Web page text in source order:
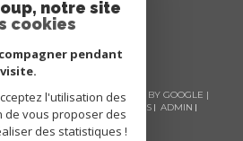
| TRADUCTION POWERED BY GOOGLE |
DU SITE MENTIONS LÉGALES
ADMIN
POLITIQUE RGPD COOKIES
notre site
cookies
pendant
l'utilisation des
de vous proposer des
des statistiques !